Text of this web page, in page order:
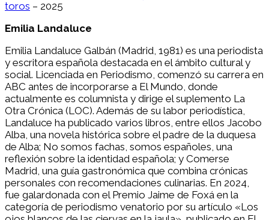
toros – 2025
Emilia Landaluce
Emilia Landaluce Galbán (Madrid, 1981) es una periodista
y escritora española destacada en el ámbito cultural y
social. Licenciada en Periodismo, comenzó su carrera en
ABC antes de incorporarse a El Mundo, donde
actualmente es columnista y dirige el suplemento La
Otra Crónica (LOC). Además de su labor periodística,
Landaluce ha publicado varios libros, entre ellos Jacobo
Alba, una novela histórica sobre el padre de la duquesa
de Alba; No somos fachas, somos españoles, una
reflexión sobre la identidad española; y Comerse
Madrid, una guía gastronómica que combina crónicas
personales con recomendaciones culinarias. En 2024,
fue galardonada con el Premio Jaime de Foxá en la
categoría de periodismo venatorio por su artículo «Los